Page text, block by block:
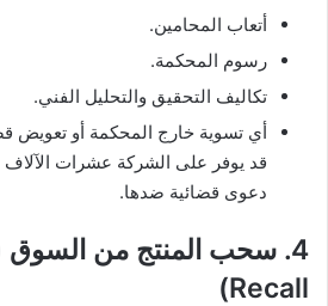
أتعاب المحامين.
رسوم المحكمة.
تكاليف التحقيق والتحليل الفني.
أي تسوية خارج المحكمة أو تعويض
قد يوفر على الشركة عشرات
دعوى قضائية ضدها.
Recall)